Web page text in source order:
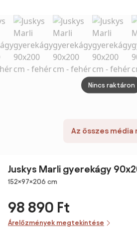
Az összes média
Nincs raktáron
Juskys Marli gyerekágy
Méretek
152×97×206 cm
98 890 Ft
Árelőzmények megtekintése